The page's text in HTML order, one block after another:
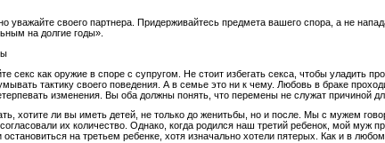
уважайте своего партнера. Придерживайтесь предмета вашего спора, а не
на долгие годы».
секс как оружие в споре с супругом. Не стоит избегать секса, чтобы уладить
тактику своего поведения. А в семье это ни к чему. Любовь в браке
изменения. Вы оба должны понять, что перемены не служат причиной
хотите ли вы иметь детей, не только до женитьбы, но и после. Мы с мужем
их количество. Однако, когда родился наш третий ребенок, мой
на третьем ребенке, хотя изначально хотели пятерых. Как и в